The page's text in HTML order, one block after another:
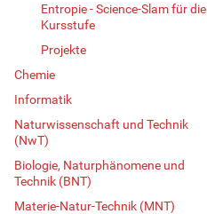
Entropie - Science-Slam für die
Kursstufe
Projekte
Chemie
Informatik
Naturwissenschaft und Technik
(NwT)
Biologie, Naturphänomene und
Technik (BNT)
Materie-Natur-Technik (MNT)